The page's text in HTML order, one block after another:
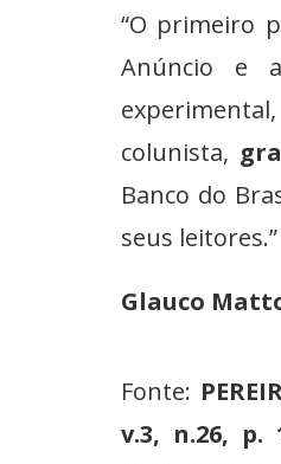
“O primeiro
Anúncio e
colunista,
Banco do
seus
Glauco
Fonte:
v.3, n.26, p.